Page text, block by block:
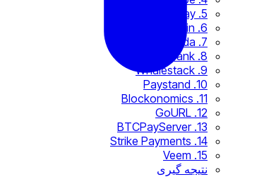
5. SpicePay
6. GoCoin
7. Corda
8. CoinsBank
9. Whalestack
10. Paystand
11. Blockonomics
12. GoURL
13. BTCPayServer
14. Strike Payments
15. Veem
نتیجه گیری